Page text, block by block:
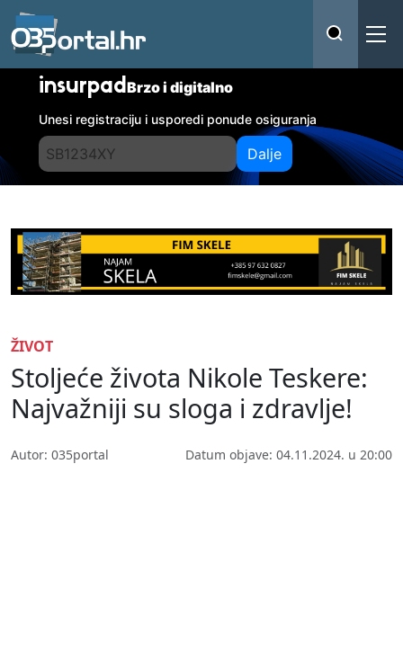
insurpadBrzo i digitalno
Unesi registraciju i usporedi ponude osiguranja
Dalje
ŽIVOT
Stoljeće života Nikole Teskere:
Najvažniji su sloga i zdravlje!
Autor: 035portal Datum objave: 04.11.2024. u 20:00